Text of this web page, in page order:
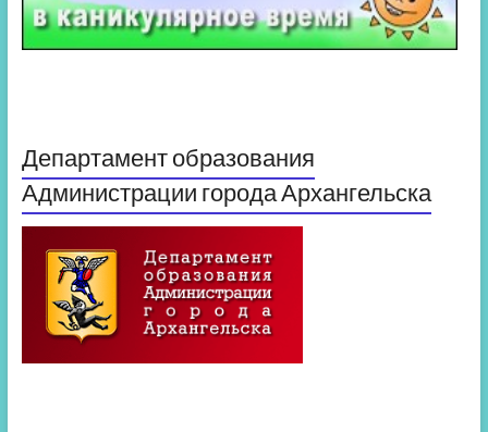
Департамент образования
Администрации города Архангельска